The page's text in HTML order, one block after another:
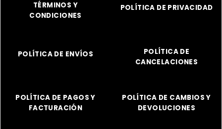
TÉRMINOS Y
CONDICIONES
POLÍTICA DE PRIVACIDAD
POLÍTICA DE ENVÍOS
POLÍTICA DE
CANCELACIONES
POLÍTICA DE PAGOS Y
FACTURACIÓN
POLÍTICA DE CAMBIOS Y
DEVOLUCIONES